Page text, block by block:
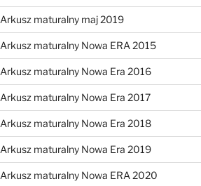
Arkusz maturalny maj 2019
Arkusz maturalny Nowa ERA 2015
Arkusz maturalny Nowa Era 2016
Arkusz maturalny Nowa Era 2017
Arkusz maturalny Nowa Era 2018
Arkusz maturalny Nowa Era 2019
Arkusz maturalny Nowa ERA 2020